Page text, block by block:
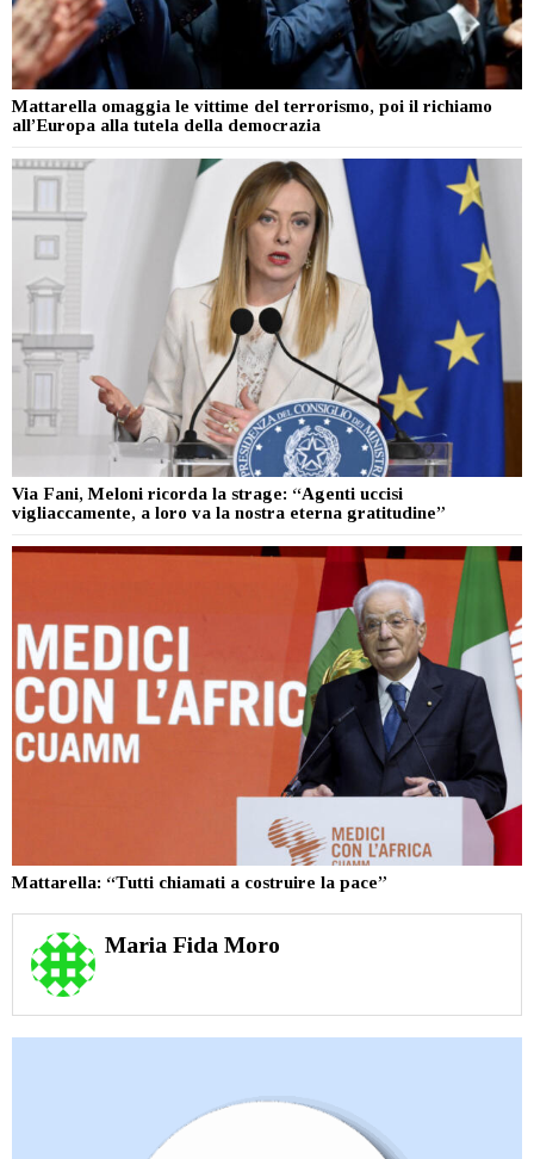
Mattarella omaggia le vittime del terrorismo, poi il richiamo
all’Europa alla tutela della democrazia
Via Fani, Meloni ricorda la strage: “Agenti uccisi
vigliaccamente, a loro va la nostra eterna gratitudine”
Mattarella: “Tutti chiamati a costruire la pace”
Maria Fida Moro